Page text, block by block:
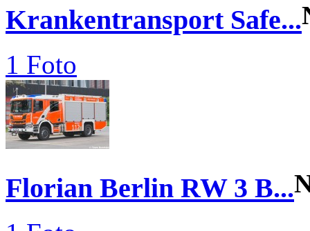
Krankentransport Safe...
1 Foto
Florian Berlin RW 3 B...